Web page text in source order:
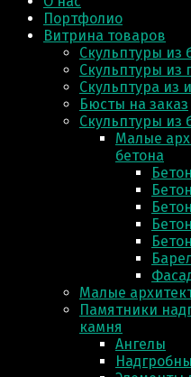
Портфолио
Витрина товаров
Скульптуры из
Скульптуры из
Скульптура из
Бюсты на заказ
Скульптуры из
Малые
бетона
Малые
Памятники
камня
Ангелы